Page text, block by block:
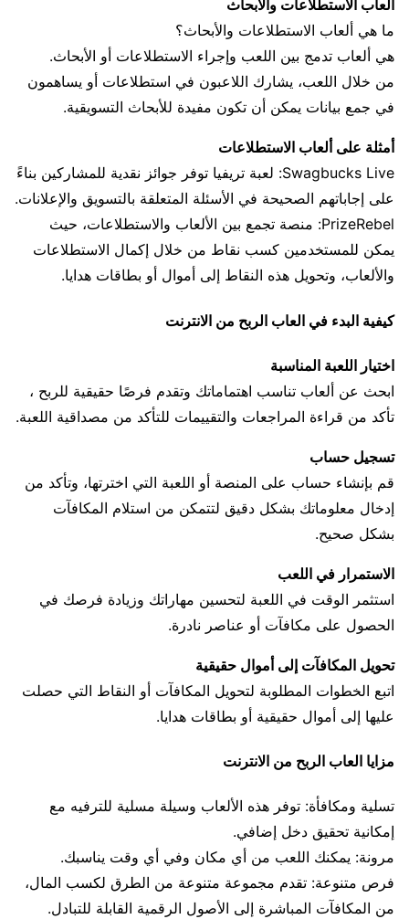
ألعاب الاستطلاعات والأبحاث
ما هي ألعاب الاستطلاعات والأبحاث؟
هي ألعاب تدمج بين اللعب وإجراء الاستطلاعات أو الأبحاث.
من خلال اللعب، يشارك اللاعبون في استطلاعات أو يساهمون
في جمع بيانات يمكن أن تكون مفيدة للأبحاث التسويقية.
أمثلة على ألعاب الاستطلاعات
Swagbucks Live: لعبة تريفيا توفر جوائز نقدية للمشاركين بناءً
على إجاباتهم الصحيحة في الأسئلة المتعلقة بالتسويق والإعلانات.
PrizeRebel: منصة تجمع بين الألعاب والاستطلاعات، حيث
يمكن للمستخدمين كسب نقاط من خلال إكمال الاستطلاعات
والألعاب، وتحويل هذه النقاط إلى أموال أو بطاقات هدايا.
كيفية البدء في العاب الربح من الانترنت
اختيار اللعبة المناسبة
ابحث عن ألعاب تناسب اهتماماتك وتقدم فرصًا حقيقية للربح ،
تأكد من قراءة المراجعات والتقييمات للتأكد من مصداقية اللعبة.
تسجيل حساب
قم بإنشاء حساب على المنصة أو اللعبة التي اخترتها، وتأكد من
إدخال معلوماتك بشكل دقيق لتتمكن من استلام المكافآت
بشكل صحيح.
الاستمرار في اللعب
استثمر الوقت في اللعبة لتحسين مهاراتك وزيادة فرصك في
الحصول على مكافآت أو عناصر نادرة.
تحويل المكافآت إلى أموال حقيقية
اتبع الخطوات المطلوبة لتحويل المكافآت أو النقاط التي حصلت
عليها إلى أموال حقيقية أو بطاقات هدايا.
مزايا العاب الربح من الانترنت
تسلية ومكافأة: توفر هذه الألعاب وسيلة مسلية للترفيه مع
إمكانية تحقيق دخل إضافي.
مرونة: يمكنك اللعب من أي مكان وفي أي وقت يناسبك.
فرص متنوعة: تقدم مجموعة متنوعة من الطرق لكسب المال،
من المكافآت المباشرة إلى الأصول الرقمية القابلة للتبادل.